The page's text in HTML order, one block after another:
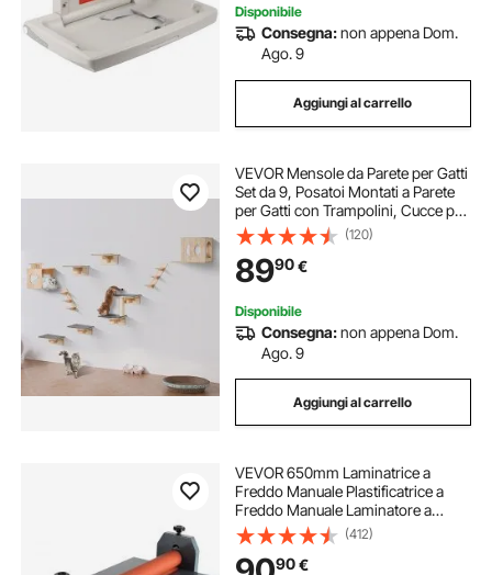
ventilatore da parete
libreria a parete industriale
libreria da parete industriale
organizer parete portautensili
mensole portabottiglie da parete
Disponibile
Consegna:non appena Dom.
Ago. 9
Aggiungi al carrello
VEVOR Mensole da Parete per Gatti
Set da 9, Posatoi Montati a Parete
per Gatti con Trampolini, Cucce per
gatti, Amache, Set di Mobili da
Parete per Gatti Fino a 18,14 kg per
Dormire, Arrampicarsi
(120)
8990€
Disponibile
Consegna:non appena Dom.
Ago. 9
Aggiungi al carrello
VEVOR 650mm Laminatrice a
Freddo Manuale Plastificatrice a
Freddo Manuale Laminatore a
Freddo a 4 Rulli Gomma Morbida E
Alla Superficie Liscia
(412)
90€